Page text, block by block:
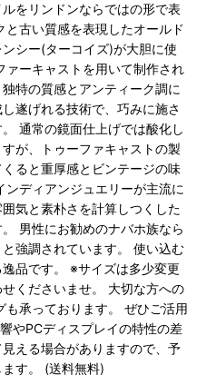
をリンドンならではの形で表
古い質感を表現したオールド
シー(ターコイズ)が大胆に使
ァーキャストを用いて制作され
特の質感とアンティーク調に
遂げれる技術で、巧みに施さ
通常の鏡面仕上げでは酸化し
が、トゥーファキャストの製
ると重厚感とビンテージの味
ディアンジュエリーが主流に
気と素朴さを計算しつくした
男性にお勧めのナバホ族なら
強調されています。 使い込む
品です。 ※サイズは多少変更
くださいませ。 大切な方への
承っております。 ぜひご活用
やPCディスプレイの特性の差
える場合がありますので、予
す。 (送料無料)